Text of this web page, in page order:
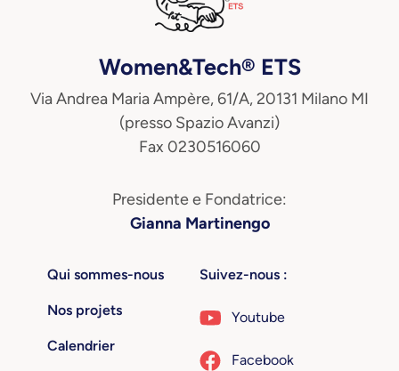
Women&Tech® ETS
Via Andrea Maria Ampère, 61/A, 20131 Milano MI
(presso Spazio Avanzi)
Fax 0230516060
Presidente e Fondatrice:
Gianna Martinengo
Qui sommes-nous
Nos projets
Calendrier
Suivez-nous :
Youtube
Facebook